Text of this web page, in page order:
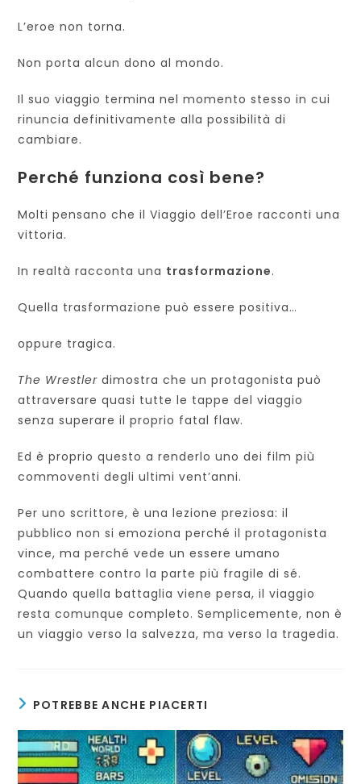
L’eroe non torna.
Non porta alcun dono al mondo.
Il suo viaggio termina nel momento stesso in cui
rinuncia definitivamente alla possibilità di
cambiare.
Perché funziona così bene?
Molti pensano che il Viaggio dell’Eroe racconti una
vittoria.
In realtà racconta una trasformazione.
Quella trasformazione può essere positiva…
oppure tragica.
The Wrestler dimostra che un protagonista può
attraversare quasi tutte le tappe del viaggio
senza superare il proprio fatal flaw.
Ed è proprio questo a renderlo uno dei film più
commoventi degli ultimi vent’anni.
Per uno scrittore, è una lezione preziosa: il
pubblico non si emoziona perché il protagonista
vince, ma perché vede un essere umano
combattere contro la parte più fragile di sé.
Quando quella battaglia viene persa, il viaggio
resta comunque completo. Semplicemente, non è
un viaggio verso la salvezza, ma verso la tragedia.
POTREBBE ANCHE PIACERTI